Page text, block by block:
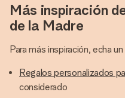
Más inspiración
de la Madre
Para más inspiración, echa
Regalos personalizados
considerado